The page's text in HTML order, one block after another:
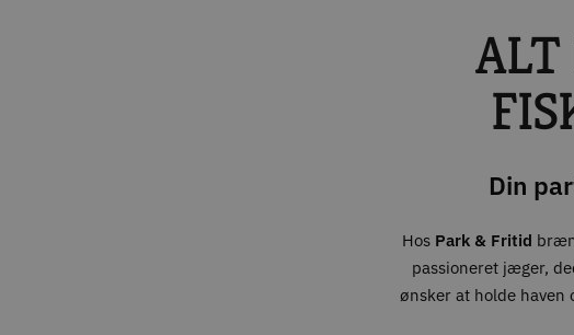
ALT
Din
Hos Park & Fritid
passioneret jæger,
ønsker at holde haven